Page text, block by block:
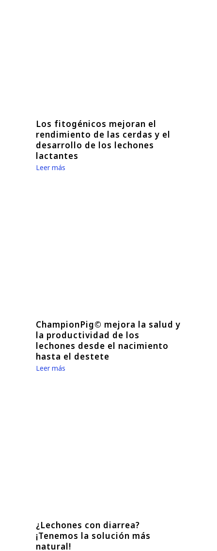
Los fitogénicos mejoran el
rendimiento de las cerdas y el
desarrollo de los lechones
lactantes
Leer más
ChampionPig© mejora la salud y
la productividad de los
lechones desde el nacimiento
hasta el destete
Leer más
¿Lechones con diarrea?
¡Tenemos la solución más
natural!